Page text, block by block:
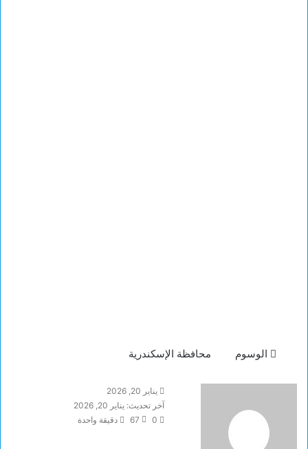
الوسوم محافظة الإسكندرية
يناير 20, 2026
آخر تحديث: يناير 20, 2026
0
67 دقيقة واحدة